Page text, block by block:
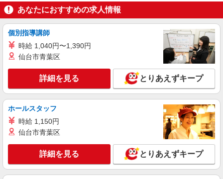
通費全支給(ガソリン代含む)＞
加西市 最寄り駅：北条町
キープ 詳細を見る
株式会社kotrio /●KB-H-1854858
NEW
【面接なし】日払いでお給料即GETのデイサ
ービス＊北条町駅
時給1500円〜2125円 ＜日払い有/週払い有/交
キープ 詳細を見る
あなたにおすすめの求人情報
個別指導講師
時給 1,040円〜1,390円
仙台市青葉区
詳細を見る とりあえずキープ
ホールスタッフ
時給 1,150円
仙台市青葉区
詳細を見る とりあえずキープ